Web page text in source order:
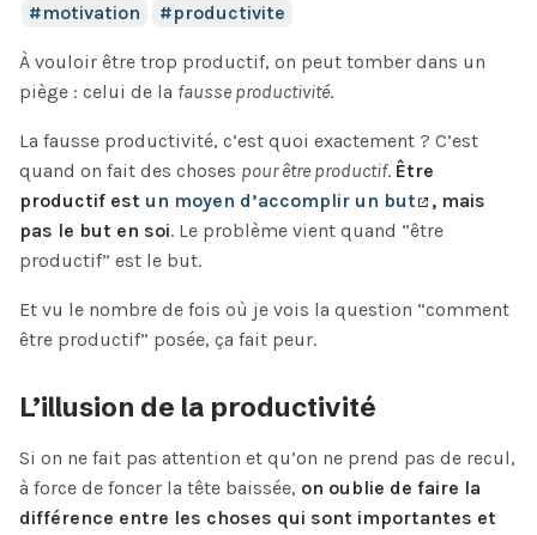
motivation productivite
À vouloir être trop productif, on peut tomber dans un
piège : celui de la fausse productivité.
La fausse productivité, c’est quoi exactement ? C’est
quand on fait des choses pour être productif. Être
productif est un moyen d’accomplir un but
, mais
pas le but en soi. Le problème vient quand “être
productif” est le but.
Et vu le nombre de fois où je vois la question “comment
être productif” posée, ça fait peur.
L’illusion de la productivité
Si on ne fait pas attention et qu’on ne prend pas de recul,
à force de foncer la tête baissée, on oublie de faire la
différence entre les choses qui sont importantes et